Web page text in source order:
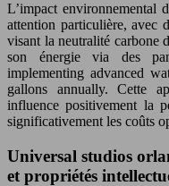
L’impact environnemental
attention particulière, avec
visant la neutralité carbone
son énergie via des
implementing advanced
gallons annually. Cette
influence positivement la
significativement les coûts
Universal studios
et propriétés